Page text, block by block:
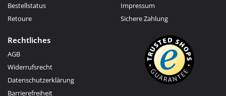
Bestellstatus
Retoure
Impressum
Sichere Zahlung
Rechtliches
AGB
Widerrufsrecht
Datenschutzerklärung
Barrierefreiheit